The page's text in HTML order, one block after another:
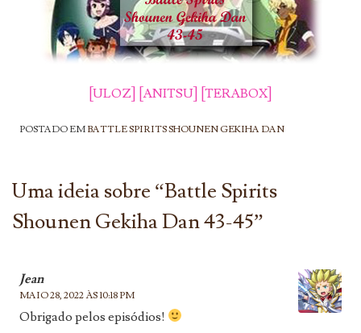
[ULOZ] [ANITSU] [TERABOX]
POSTADO EM BATTLE SPIRITS SHOUNEN GEKIHA DAN
Uma ideia sobre “Battle Spirits
Shounen Gekiha Dan 43-45”
Jean
MAIO 28, 2022 ÀS 10:18 PM
Obrigado pelos episódios!